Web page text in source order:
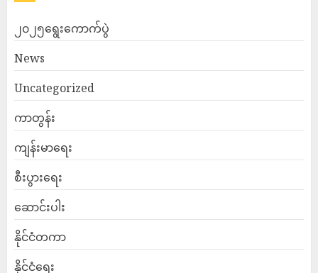
၂၀၂၅ရွေးကောက်ပွဲ
News
Uncategorized
ကာတွန်း
ကျန်းမာရေး
စီးပွားရေး
ဆောင်းပါး
နိုင်ငံတကာ
နိုင်ငံရေး